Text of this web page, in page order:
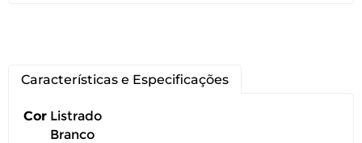
Características e Especificações
Cor Listrado
Branco